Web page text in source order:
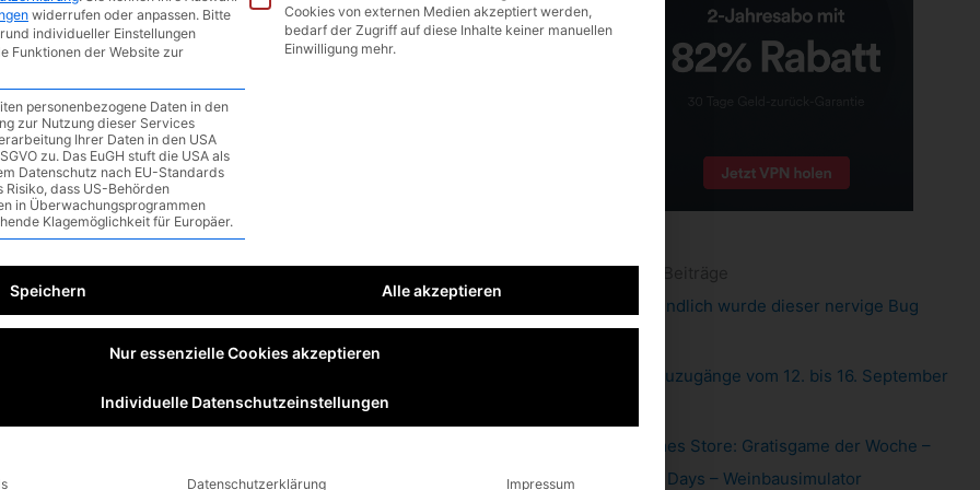
Video schneller finden
/1 minute of reading
Pixel 6: endlich wurde dieser nervige Bug
Xbox: Neuzugänge vom 12. bis 16. September
Epic Games Store: Gratisgame der Woche –
Hundred Days – Weinbausimulator
widerrufen oder anpassen. Bitte
individueller Einstellungen
Funktionen der Website zur
personenbezogene Daten in den
zur Nutzung dieser Services
Ihrer Daten in den USA
zu. Das EuGH stuft die USA als
Datenschutz nach EU-Standards
Risiko, dass US-Behörden
in Überwachungsprogrammen
Klagemöglichkeit für Europäer.
Cookies von externen Medien akzeptiert werden,
bedarf der Zugriff auf diese Inhalte keiner manuellen
Einwilligung mehr.
Speichern Alle akzeptieren
Nur essenzielle Cookies akzeptieren
Individuelle Datenschutzeinstellungen
Datenschutzerklärung Impressum